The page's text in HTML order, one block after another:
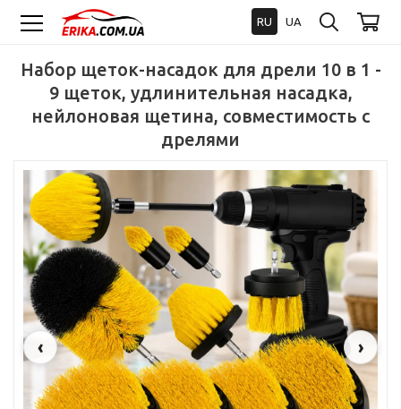
RU UA
Набор щеток-насадок для дрели 10 в 1 -
9 щеток, удлинительная насадка,
нейлоновая щетина, совместимость с
дрелями
‹ ›